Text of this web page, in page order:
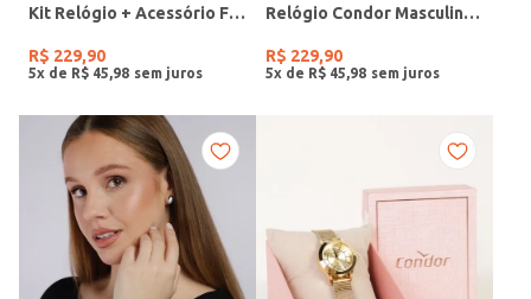
Kit Relógio + Acessório Feminino DOURADO
R$ 229,90
5x de R$ 45 98
Relógio Condor Masculino PRATA
R$ 229,90
5x de R$ 45 98